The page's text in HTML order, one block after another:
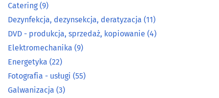
Kamieniarze (31)
Klucze - dorabianie(12)
Kominiarze (8)
Catering(9)
Dezynfekcja, dezynsekcja, deratyzacja (11)
DVD - produkcja, sprzedaż, kopiowanie (4)
Elektromechanika (9)
Energetyka (22)
Fotografia - usługi (55)
Galwanizacja (3)